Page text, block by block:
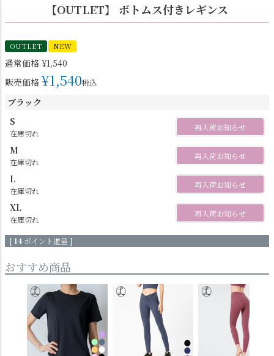
【OUTLET】 ボトムス付きレギンス
OUTLET NEW
通常価格 ¥1,540
販売価格 ¥1,540税込
ブラック
S
在庫切れ
再入荷お知らせ
M
在庫切れ
再入荷お知らせ
L
在庫切れ
再入荷お知らせ
XL
在庫切れ
再入荷お知らせ
[14 ポイント進呈 ]
おすすめ商品